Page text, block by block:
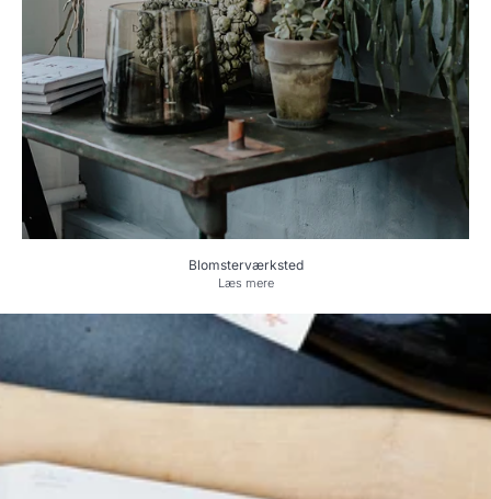
Blomsterværksted
Læs mere